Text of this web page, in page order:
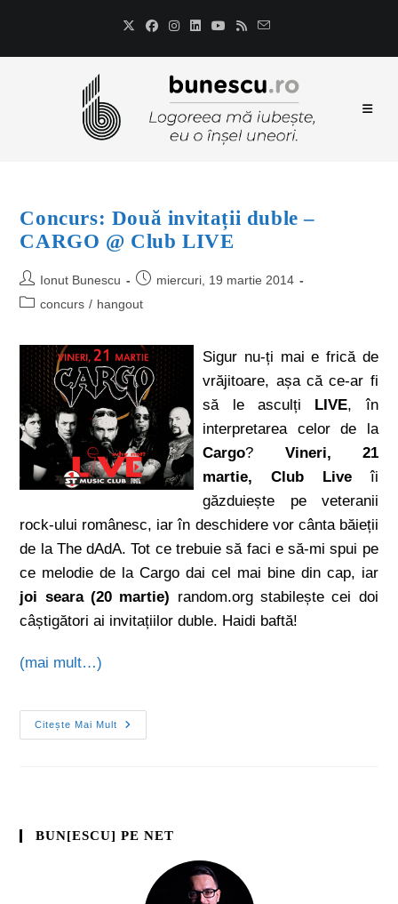
Concurs: Două invitații duble –
CARGO @ Club LIVE
Ionut Bunescu
miercuri, 19 martie 2014
concurs / hangout
Sigur nu-ți mai e frică de
vrăjitoare, așa că ce-ar fi
să le asculți LIVE, în
interpretarea celor de la
Cargo? Vineri, 21
martie, Club Liveîi
găzduiește pe veteranii
rock-ului românesc, iar în deschidere vor cânta băieții
de la The dAdA. Tot ce trebuie să faci e să-mi spui pe
ce melodie de la Cargo dai cel mai bine din cap, iar
joi seara (20 martie) random.org stabilește cei doi
câștigători ai invitațiilor duble. Haidi baftă!
(mai mult…)
Citește Mai Mult
BUN[ESCU] PE NET